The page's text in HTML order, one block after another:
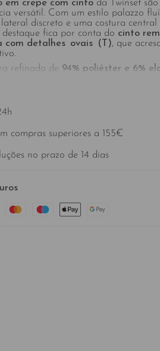
em crepe com cinto da Twinset
versátil. Com um estilo palazzo
discreto e uma costura central
fica por conta do cinto
com detalhes ovais (T), que
refinada de 94% poliéster e 6%
impecável.
compras superiores a 155€
no prazo de 14 dias